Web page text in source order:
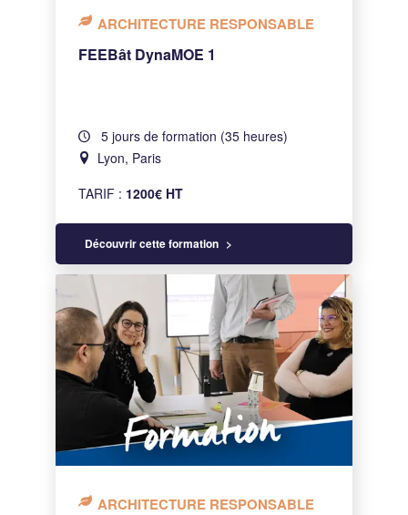
ARCHITECTURE RESPONSABLE
FEEBât DynaMOE 1
5 jours de formation (35 heures)
Lyon, Paris
TARIF : 1200€ HT
Découvrir cette formation
ARCHITECTURE RESPONSABLE